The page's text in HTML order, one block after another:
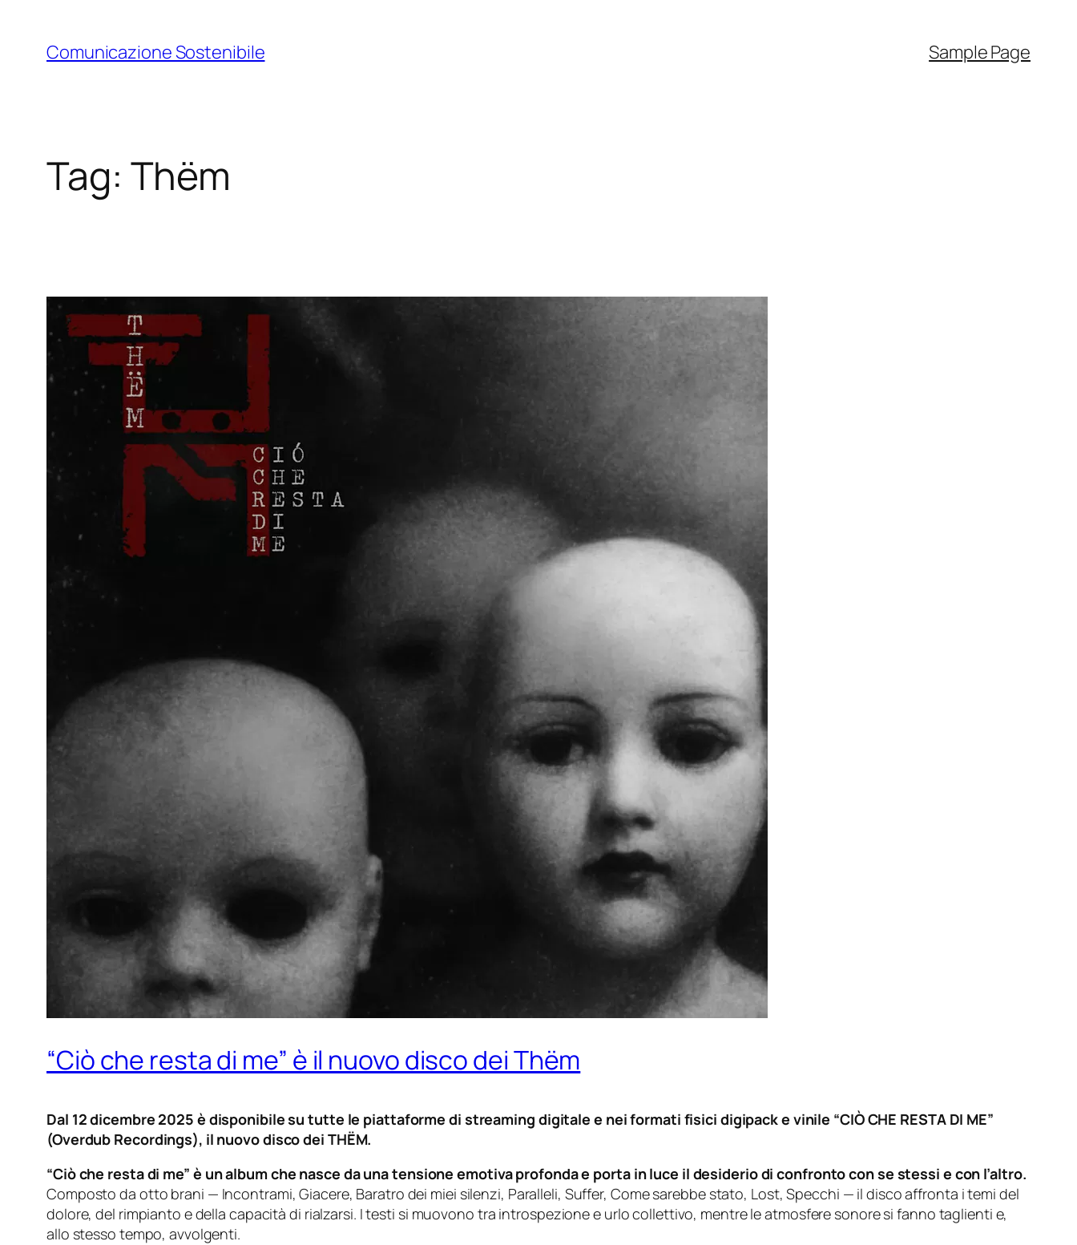
contenuto
Comunicazione Sostenibile Sample Page
Tag: Thëm
“Ciò che resta di me” è il nuovo disco dei Thëm
Dal 12 dicembre 2025 è disponibile su tutte le piattaforme di streaming digitale e nei formati fisici digipack e vinile “CIÒ CHE RESTA DI ME”
(Overdub Recordings), il nuovo disco dei THËM.
“Ciò che resta di me” è un album che nasce da una tensione emotiva profonda e porta in luce il desiderio di confronto con se stessi e con l’altro.
Composto da otto brani — Incontrami, Giacere, Baratro dei miei silenzi, Paralleli, Suffer, Come sarebbe stato, Lost, Specchi — il disco affronta i temi del
dolore, del rimpianto e della capacità di rialzarsi. I testi si muovono tra introspezione e urlo collettivo, mentre le atmosfere sonore si fanno taglienti e,
allo stesso tempo, avvolgenti.